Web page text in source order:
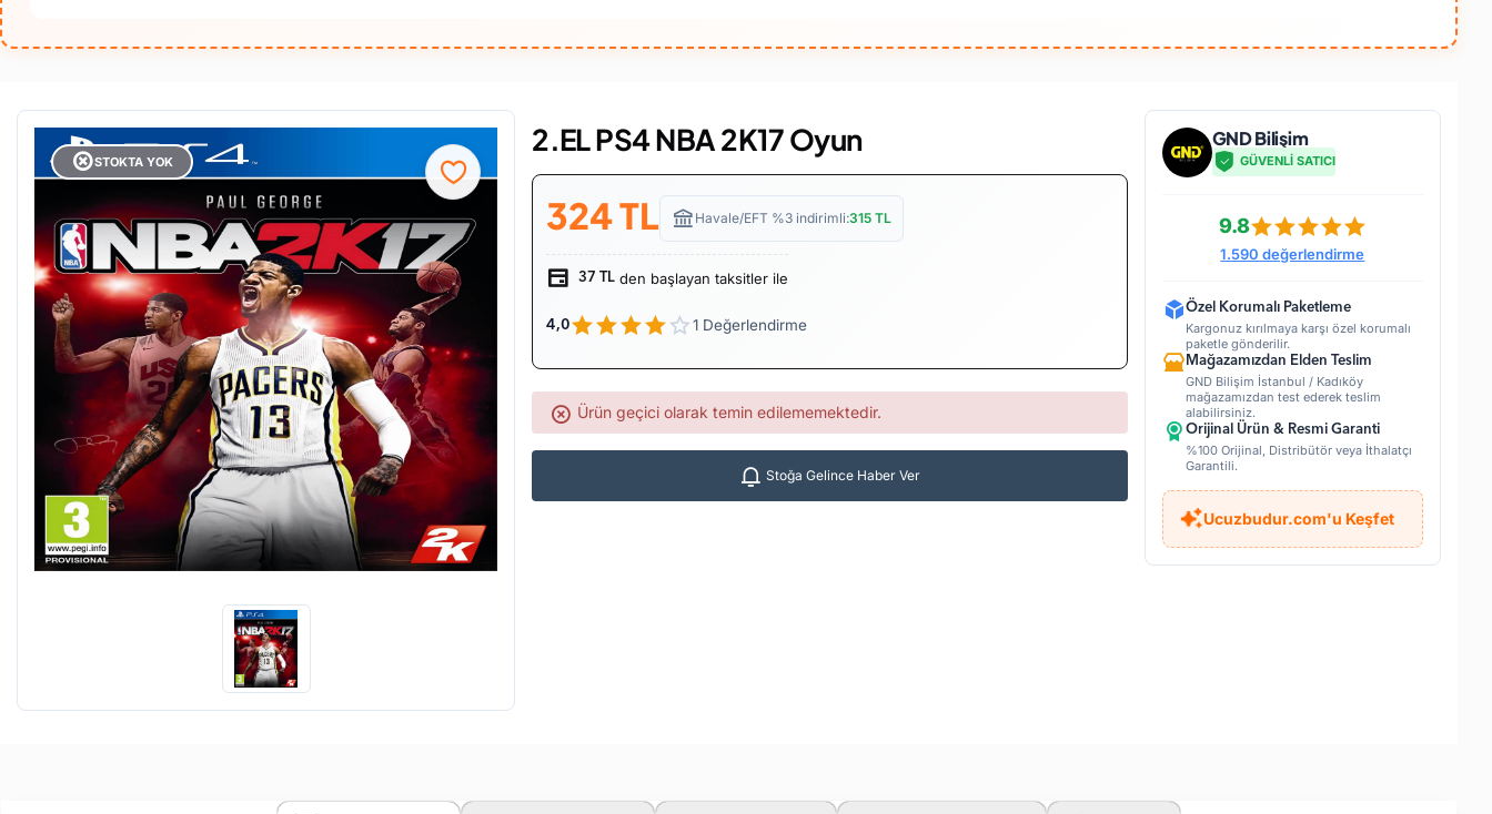
STOKTA YOK
2.EL PS4 NBA 2K17 Oyun
324TL Havale/EFT %3 indirimli:315 TL
37 TL den başlayan taksitler ile
4,0 1 Değerlendirme
Ürün geçici olarak temin edilememektedir.
Stoğa Gelince Haber Ver
GND Bilişim
GÜVENLİ SATICI
9.8
1.590 değerlendirme
Özel Korumalı Paketleme
Kargonuz kırılmaya karşı özel korumalı
paketle gönderilir.
Mağazamızdan Elden Teslim
GND Bilişim İstanbul / Kadıköy
mağazamızdan test ederek teslim
alabilirsiniz.
Orijinal Ürün & Resmi Garanti
%100 Orijinal, Distribütör veya İthalatçı
Garantili.
Ucuzbudur.com'u Keşfet